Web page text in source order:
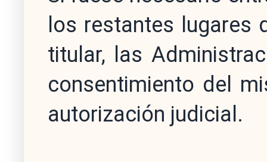
los restantes lugares
titular, las
consentimiento del
autorización judicial.